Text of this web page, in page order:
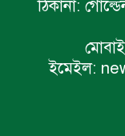
ঠিকানা:
ইমেইল: